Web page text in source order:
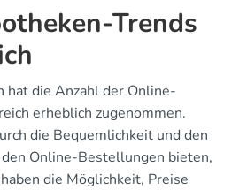
Trends
hat die Anzahl der Online-
erheblich zugenommen.
die Bequemlichkeit und den
Online-Bestellungen bieten,
die Möglichkeit, Preise